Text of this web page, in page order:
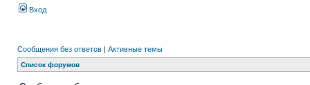
Вход
Сообщения без ответов | Активные темы
Список форумов